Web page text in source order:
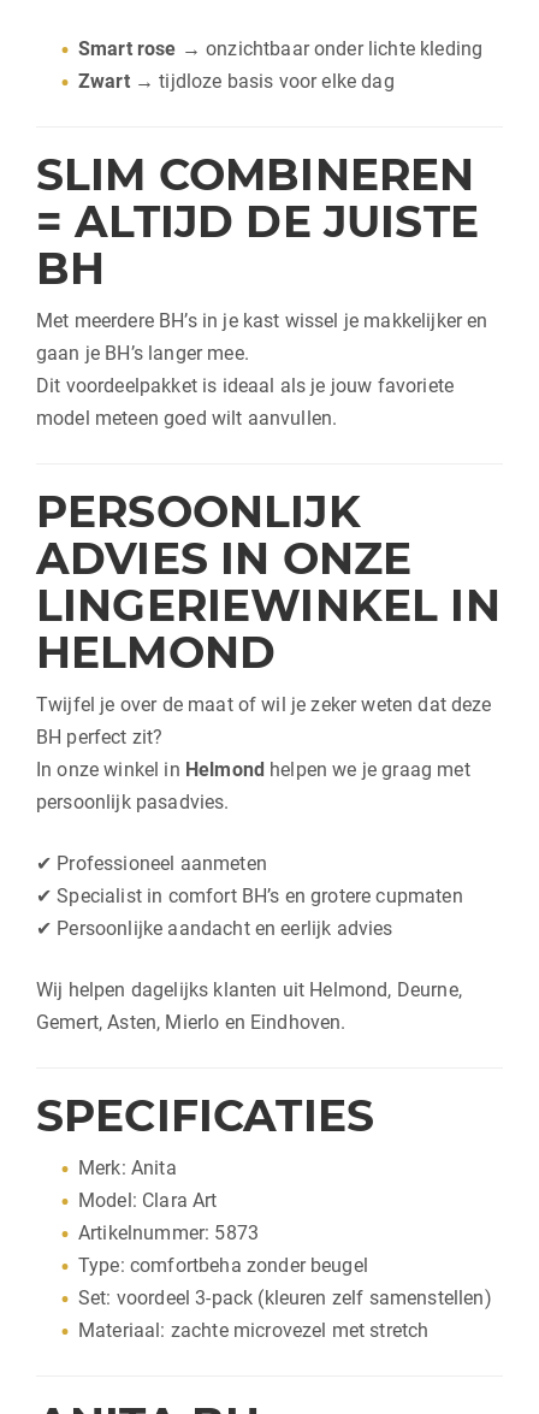
Smart rose → onzichtbaar onder lichte kleding
Zwart→ tijdloze basis voor elke dag
SLIM COMBINEREN
= ALTIJD DE JUISTE
BH
Met meerdere BH’s in je kast wissel je makkelijker en
gaan je BH’s langer mee.
Dit voordeelpakket is ideaal als je jouw favoriete
model meteen goed wilt aanvullen.
PERSOONLIJK
ADVIES IN ONZE
LINGERIEWINKEL IN
HELMOND
Twijfel je over de maat of wil je zeker weten dat deze
BH perfect zit?
In onze winkel in Helmond helpen we je graag met
persoonlijk pasadvies.
✔ Professioneel aanmeten
✔ Specialist in comfort BH’s en grotere cupmaten
✔ Persoonlijke aandacht en eerlijk advies
Wij helpen dagelijks klanten uit Helmond, Deurne,
Gemert, Asten, Mierlo en Eindhoven.
SPECIFICATIES
Merk: Anita
Model: Clara Art
Artikelnummer: 5873
Type: comfortbeha zonder beugel
Set: voordeel 3-pack (kleuren zelf samenstellen)
Materiaal: zachte microvezel met stretch